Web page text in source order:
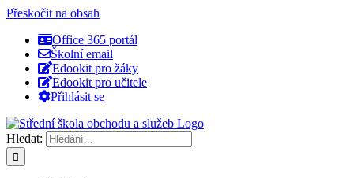
Přeskočit na obsah
Office 365 portál
Školní email
Edookit pro žáky
Edookit pro učitele
Přihlásit se
Hledat: